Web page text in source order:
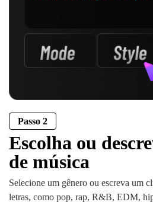
Passo 2
Escolha ou
de música
Selecione um gênero ou escreva um
letras, como pop, rap, R&B, EDM,